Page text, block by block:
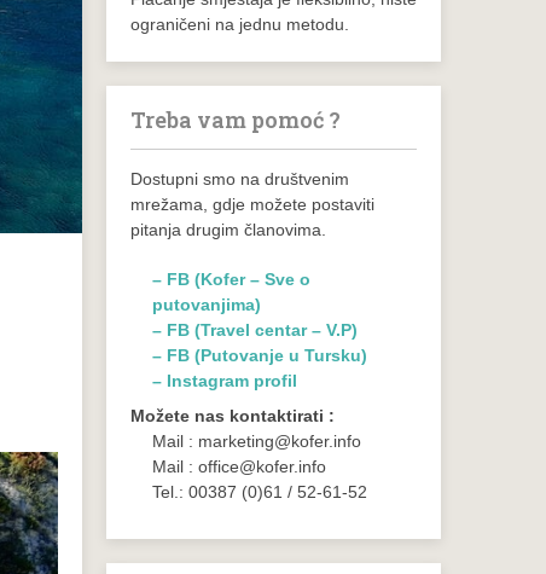
ograničeni na jednu metodu.
Treba vam pomoć ?
Dostupni smo na društvenim
mrežama, gdje možete postaviti
pitanja drugim članovima.
– FB (Kofer – Sve o
putovanjima)
– FB (Travel centar – V.P)
– FB (Putovanje u Tursku)
– Instagram profil
Možete nas kontaktirati :
Mail : marketing@kofer.info
Mail : office@kofer.info
Tel.: 00387 (0)61 / 52-61-52